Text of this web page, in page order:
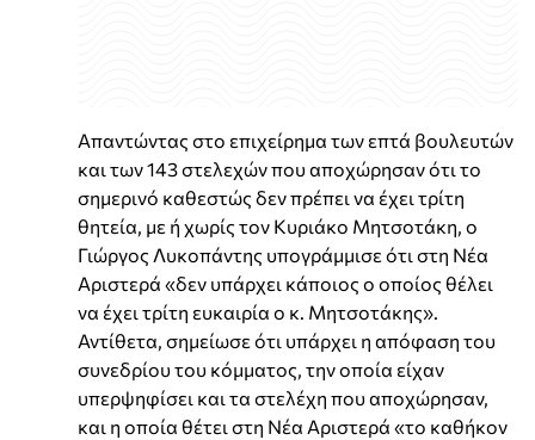
Απαντώντας στο επιχείρημα των επτά βουλευτών
και των 143 στελεχών που αποχώρησαν ότι το
σημερινό καθεστώς δεν πρέπει να έχει τρίτη
θητεία, με ή χωρίς τον Κυριάκο Μητσοτάκη, ο
Γιώργος Λυκοπάντης υπογράμμισε ότι στη Νέα
Αριστερά «δεν υπάρχει κάποιος ο οποίος θέλει
να έχει τρίτη ευκαιρία ο κ. Μητσοτάκης».
Αντίθετα, σημείωσε ότι υπάρχει η απόφαση του
συνεδρίου του κόμματος, την οποία είχαν
υπερψηφίσει και τα στελέχη που αποχώρησαν,
και η οποία θέτει στη Νέα Αριστερά «το καθήκον